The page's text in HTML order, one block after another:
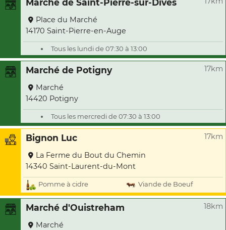
Marché de Saint-Pierre-sur-Dives
Place du Marché
14170 Saint-Pierre-en-Auge
Tous les lundi de 07:30 à 13:00
Marché de Potigny 17km
Marché
14420 Potigny
Tous les mercredi de 07:30 à 13:00
Bignon Luc 17km
La Ferme du Bout du Chemin
14340 Saint-Laurent-du-Mont
Pomme à cidre Viande de Boeuf
Marché d'Ouistreham 18km
Marché